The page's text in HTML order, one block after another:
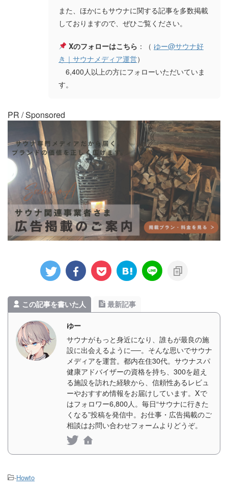
また、ほかにもサウナに関する記事を多数掲載
しておりますので、ぜひご覧ください。
Xのフォローはこちら ：（ ゆー@サウナ好
き｜サウナメディア運営）
6,400人以上の方にフォローいただいていま
す。
PR / Sponsored
この記事を書いた人 最新記事
ゆー
サウナがもっと身近になり、誰もが最良の施
設に出会えるように──。そんな思いでサウナ
メディアを運営。都内在住30代。サウナスパ
健康アドバイザーの資格を持ち、300を超え
る施設を訪れた経験から、信頼性あるレビュ
ーやおすすめ情報をお届けしています。Xで
はフォロワー6,800人。毎日“サウナに行きた
くなる”投稿を発信中。お仕事・広告掲載のご
相談はお問い合わせフォームよりどうぞ。
-Howto